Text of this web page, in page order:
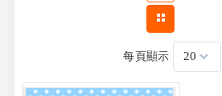
每頁顯示